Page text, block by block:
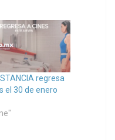
regresa
el 30 de enero